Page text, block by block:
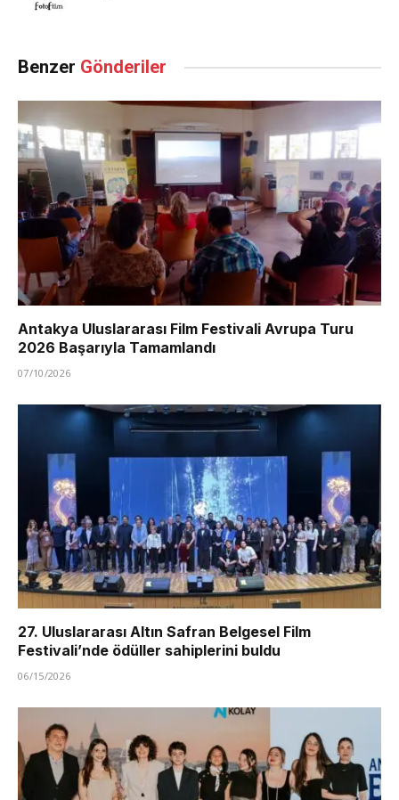
Benzer Gönderiler
Antakya Uluslararası Film Festivali Avrupa Turu
2026 Başarıyla Tamamlandı
07/10/2026
27. Uluslararası Altın Safran Belgesel Film
Festivali’nde ödüller sahiplerini buldu
06/15/2026